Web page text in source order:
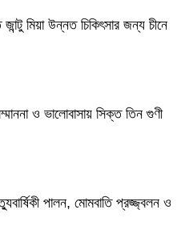
মিয়া উন্নত চিকিৎসার জন্য চীনে
ও ভালোবাসায় সিক্ত তিন গুণী
পালন, মোমবাতি প্রজ্জ্বলন ও